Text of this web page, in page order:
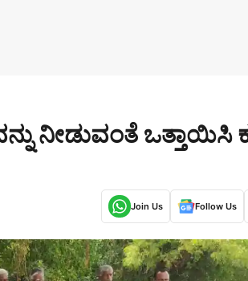
ನೀಡುವಂತೆ ಒತ್ತಾಯಿಸಿ
Join Us Follow Us